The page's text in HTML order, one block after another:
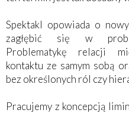
Spektakl opowiada o
zagłębić się w
Problematykę relacji
kontaktu ze samym sobą
bez określonych ról czy
Pracujemy z koncepcją